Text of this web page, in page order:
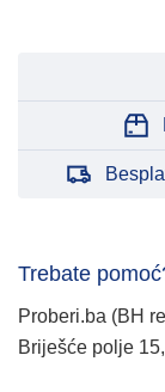
Trebate
Proberi.ba (BH
Briješće polje